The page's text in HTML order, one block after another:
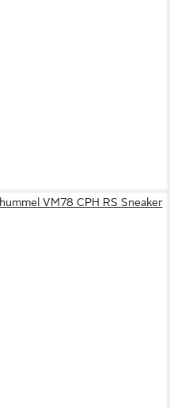
hummel VM78 CPH RS Sneaker